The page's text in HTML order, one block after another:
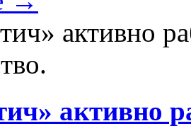
активно